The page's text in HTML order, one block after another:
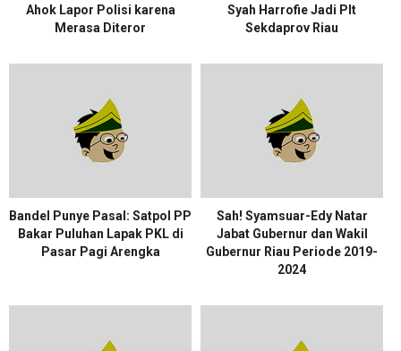
Ahok Lapor Polisi karena
Merasa Diteror
Syah Harrofie Jadi Plt
Sekdaprov Riau
Bandel Punye Pasal: Satpol PP
Bakar Puluhan Lapak PKL di
Pasar Pagi Arengka
Sah! Syamsuar-Edy Natar
Jabat Gubernur dan Wakil
Gubernur Riau Periode 2019-
2024